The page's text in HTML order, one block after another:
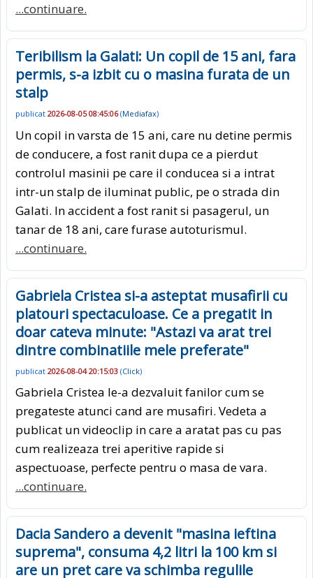
...continuare.
Teribilism la Galati: Un copil de 15 ani, fara
permis, s-a izbit cu o masina furata de un
stalp
publicat 2026-08-05 08:45:06(Mediafax)
Un copil in varsta de 15 ani, care nu detine permis
de conducere, a fost ranit dupa ce a pierdut
controlul masinii pe care il conducea si a intrat
intr-un stalp de iluminat public, pe o strada din
Galati. In accident a fost ranit si pasagerul, un
tanar de 18 ani, care furase autoturismul.
...continuare.
Gabriela Cristea si-a asteptat musafirii cu
platouri spectaculoase. Ce a pregatit in
doar cateva minute: "Astazi va arat trei
dintre combinatiile mele preferate"
publicat 2026-08-04 20:15:03 (Click)
Gabriela Cristea le-a dezvaluit fanilor cum se
pregateste atunci cand are musafiri. Vedeta a
publicat un videoclip in care a aratat pas cu pas
cum realizeaza trei aperitive rapide si
aspectuoase, perfecte pentru o masa de vara.
...continuare.
Dacia Sandero a devenit "masina ieftina
suprema", consuma 4,2 litri la 100 km si
are un pret care va schimba regulile